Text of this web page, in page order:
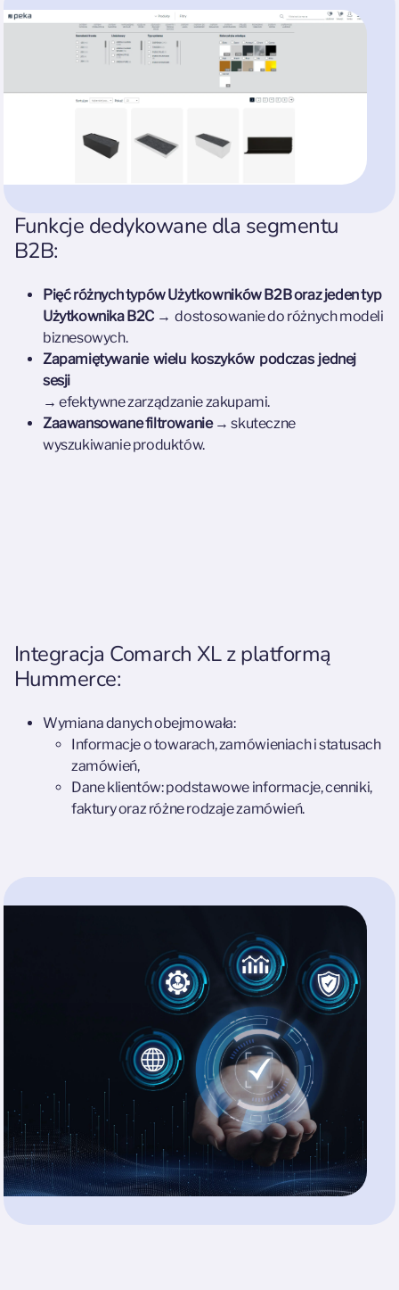
Funkcje dedykowane dla segmentu
B2B:
Pięć różnych typów Użytkowników B2B oraz jeden typ
Użytkownika B2C → dostosowanie do różnych modeli
biznesowych.
Zapamiętywanie wielu koszyków podczas jednej
sesji
→ efektywne zarządzanie zakupami.
Zaawansowane filtrowanie → skuteczne
wyszukiwanie produktów.
Integracja Comarch XL z platformą
Hummerce:
Wymiana danych obejmowała:
Informacje o towarach, zamówieniach i statusach
zamówień,
Dane klientów: podstawowe informacje, cenniki,
faktury oraz różne rodzaje zamówień.